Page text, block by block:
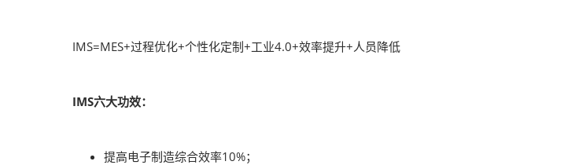
IMS=MES+过程优化+个性化定制+工业4.0+效率提升+人员降低
IMS六大功效：
提高电子制造综合效率10%；